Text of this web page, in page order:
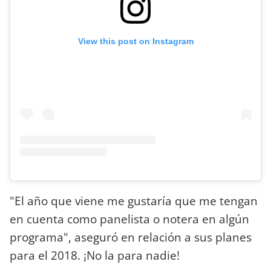
View this post on Instagram
"El año que viene me gustaría que me tengan
en cuenta como panelista o notera en algún
programa", aseguró en relación a sus planes
para el 2018. ¡No la para nadie!